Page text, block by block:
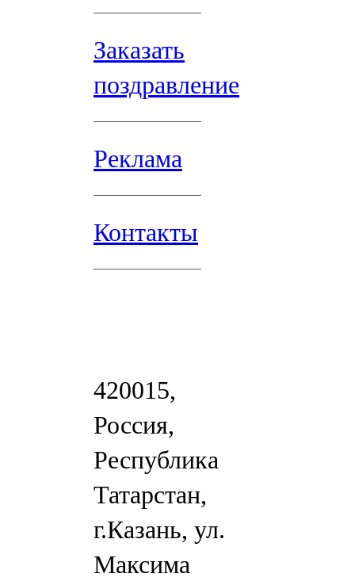
Заказать
поздравление
Реклама
Контакты
420015,
Россия,
Республика
Татарстан,
г.Казань, ул.
Максима